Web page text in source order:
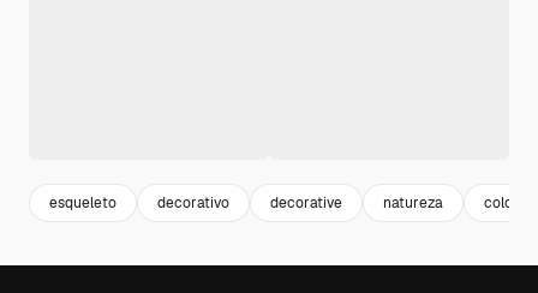
esqueleto decorativo decorative natureza colorful